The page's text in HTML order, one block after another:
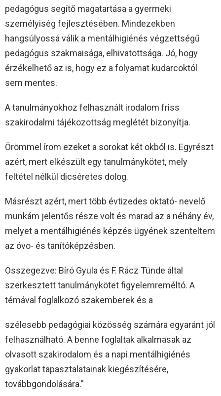
pedagógus segítő magatartása a gyermeki
személyiség fejlesztésében. Mindezekben
hangsúlyossá válik a mentálhigiénés végzettségű
pedagógus szakmaisága, elhivatottsága. Jó, hogy
érzékelhető az is, hogy ez a folyamat kudarcoktól
sem mentes.
A tanulmányokhoz felhasznált irodalom friss
szakirodalmi tájékozottság meglétét bizonyítja.
Örömmel írom ezeket a sorokat két okból is. Egyrészt
azért, mert elkészült egy tanulmánykötet, mely
feltétel nélkül dicséretes dolog.
Másrészt azért, mert több évtizedes oktató- nevelő
munkám jelentős része volt és marad az a néhány év,
melyet a mentálhigiénés képzés ügyének szenteltem
az óvo- és tanítóképzésben.
Összegezve: Bíró Gyula és F. Rácz Tünde által
szerkesztett tanulmánykötet figyelemreméltó. A
témával foglalkozó szakemberek és a
szélesebb pedagógiai közösség számára egyaránt jól
felhasználható. A benne foglaltak alkalmasak az
olvasott szakirodalom és a napi mentálhigiénés
gyakorlat tapasztalatainak kiegészítésére,
továbbgondolására.”